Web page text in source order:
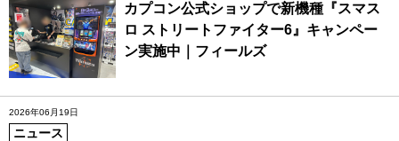
カプコン公式ショップで新機種『スマス
ロ ストリートファイター6』キャンペー
ン実施中｜フィールズ
2026年06月19日
ニュース